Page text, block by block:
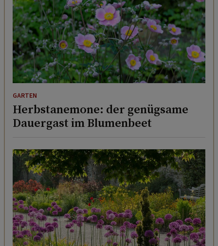
GARTEN
Herbstanemone: der genügsame
Dauergast im Blumenbeet